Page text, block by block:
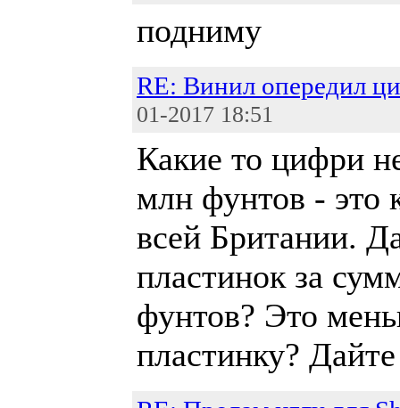
подниму
RE: Винил опередил
01-2017 18:51
Какие то цифри
млн фунтов - это
всей Британии.
пластинок за
фунтов? Это
пластинку?